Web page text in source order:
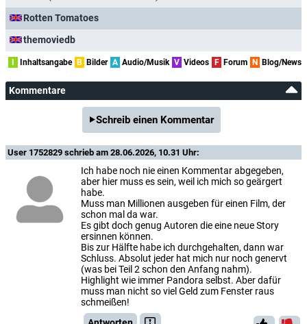
Rotten Tomatoes
themoviedb
Inhaltsangabe B Bilder A Audio/Musik V Videos F Forum N Blog/News
Kommentare
Schreib einen Kommentar
User 1752829 schrieb am 28.06.2026, 10.31 Uhr:
Ich habe noch nie einen Kommentar abgegeben,
aber hier muss es sein, weil ich mich so geärgert
habe.
Muss man Millionen ausgeben für einen Film, der
schon mal da war.
Es gibt doch genug Autoren die eine neue Story
ersinnen können.
Bis zur Hälfte habe ich durchgehalten, dann war
Schluss. Absolut jeder hat mich nur noch genervt
(was bei Teil 2 schon den Anfang nahm).
Highlight wie immer Pandora selbst. Aber dafür
muss man nicht so viel Geld zum Fenster raus
schmeißen!